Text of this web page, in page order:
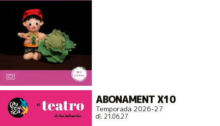
ABONAMENT X10
Temporada 2026-27
dl. 21.06.27